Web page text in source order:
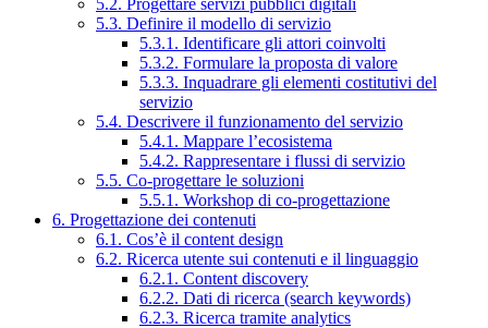
5.2. Progettare servizi pubblici digitali
5.3. Definire il modello di servizio
5.3.1. Identificare gli attori coinvolti
5.3.2. Formulare la proposta di valore
5.3.3. Inquadrare gli elementi costitutivi del
servizio
5.4. Descrivere il funzionamento del servizio
5.4.1. Mappare l’ecosistema
5.4.2. Rappresentare i flussi di servizio
5.5. Co-progettare le soluzioni
5.5.1. Workshop di co-progettazione
6. Progettazione dei contenuti
6.1. Cos’è il content design
6.2. Ricerca utente sui contenuti e il linguaggio
6.2.1. Content discovery
6.2.2. Dati di ricerca (search keywords)
6.2.3. Ricerca tramite analytics